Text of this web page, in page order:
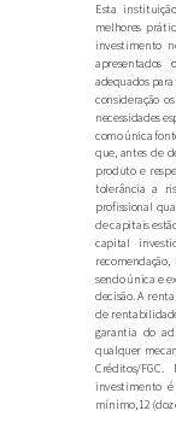
Esta
melhores
investimento
adequados
consideração
necessidades
como única
que, antes de
produto e
tolerância a
profissional
de capitais
capital
sendo única e
decisão. A
de
garantia do
qualquer
Créditos/
investimento
mínimo, 12